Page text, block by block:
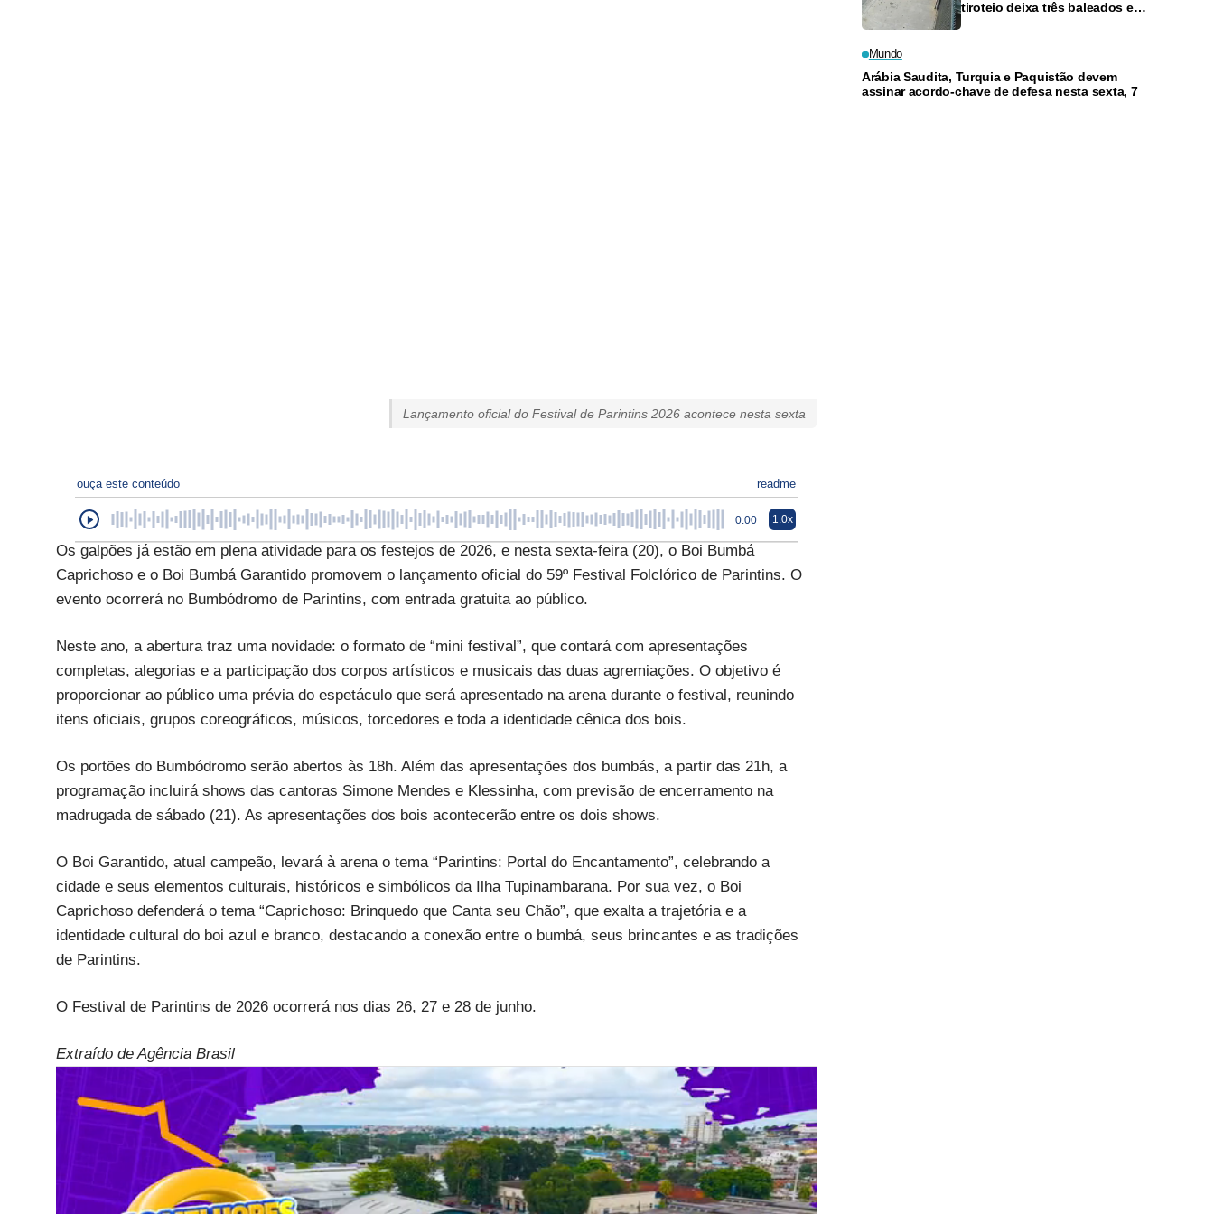
Lançamento oficial do Festival de Parintins 2026 acontece nesta sexta
ouça este conteúdo readme
0:00 1.0x
Os galpões já estão em plena atividade para os festejos de 2026, e nesta sexta-feira (20), o Boi Bumbá
Caprichoso e o Boi Bumbá Garantido promovem o lançamento oficial do 59º Festival Folclórico de Parintins. O
evento ocorrerá no Bumbódromo de Parintins, com entrada gratuita ao público.
Neste ano, a abertura traz uma novidade: o formato de “mini festival”, que contará com apresentações
completas, alegorias e a participação dos corpos artísticos e musicais das duas agremiações. O objetivo é
proporcionar ao público uma prévia do espetáculo que será apresentado na arena durante o festival, reunindo
itens oficiais, grupos coreográficos, músicos, torcedores e toda a identidade cênica dos bois.
Os portões do Bumbódromo serão abertos às 18h. Além das apresentações dos bumbás, a partir das 21h, a
programação incluirá shows das cantoras Simone Mendes e Klessinha, com previsão de encerramento na
madrugada de sábado (21). As apresentações dos bois acontecerão entre os dois shows.
O Boi Garantido, atual campeão, levará à arena o tema “Parintins: Portal do Encantamento”, celebrando a
cidade e seus elementos culturais, históricos e simbólicos da Ilha Tupinambarana. Por sua vez, o Boi
Caprichoso defenderá o tema “Caprichoso: Brinquedo que Canta seu Chão”, que exalta a trajetória e a
identidade cultural do boi azul e branco, destacando a conexão entre o bumbá, seus brincantes e as tradições
de Parintins.
O Festival de Parintins de 2026 ocorrerá nos dias 26, 27 e 28 de junho.
Extraído de Agência Brasil
tiroteio deixa três baleados e
Mundo
Arábia Saudita, Turquia e Paquistão devem
assinar acordo-chave de defesa nesta sexta, 7